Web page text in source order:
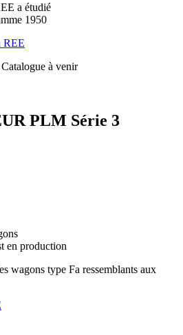
a étudié
1950
Catalogue à venir
PLM Série 3
en production
wagons type Fa ressemblants aux